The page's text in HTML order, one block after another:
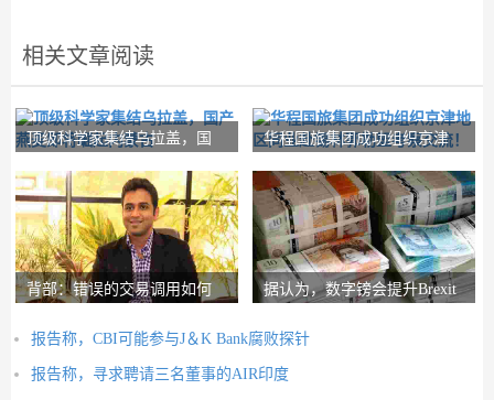
相关文章阅读
顶级科学家集结乌拉盖，国
华程国旅集团成功组织京津
背部：错误的交易调用如何
据认为，数字镑会提升Brexit
报告称，CBI可能参与J＆K Bank腐败探针
报告称，寻求聘请三名董事的AIR印度